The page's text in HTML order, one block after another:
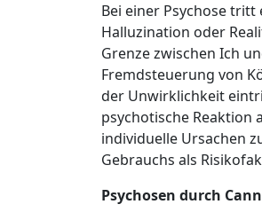
Bei einer Psychose
Halluzination oder
Grenze zwischen Ich
Fremdsteuerung von
der Unwirklichkeit
psychotische Reaktion
individuelle Ursachen
Gebrauchs als
Psychosen durch